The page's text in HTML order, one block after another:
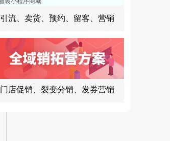
引流、卖货、预约、留客、营销
门店促销、裂变分销、发券营销